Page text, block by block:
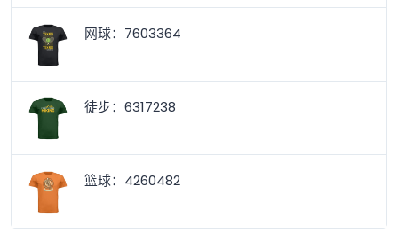
网球：7603364
徒步：6317238
篮球：4260482